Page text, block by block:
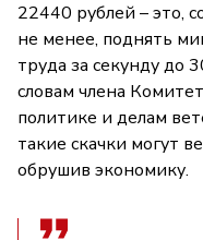
22440 рублей – это,
не менее, поднять
труда за секунду до
словам члена
политике и делам
такие скачки могут
обрушив экономику.